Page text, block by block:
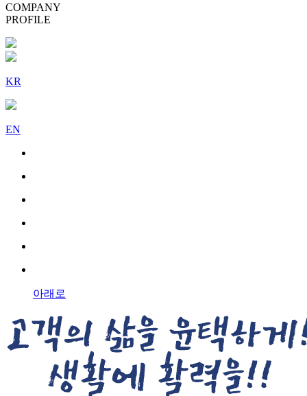
COMPANY
PROFILE
KR
EN
아래로